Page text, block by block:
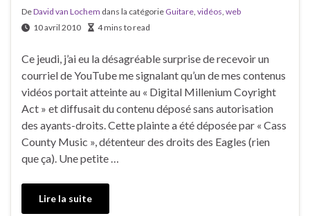
DeDavid van Lochem dans la catégorie Guitare vidéos web
10 avril 2010
4 mins to read
Ce jeudi, j’ai eu la désagréable surprise de recevoir un
courriel de YouTube me signalant qu’un de mes contenus
vidéos portait atteinte au « Digital Millenium Coyright
Act » et diffusait du contenu déposé sans autorisation
des ayants-droits. Cette plainte a été déposée par « Cass
County Music », détenteur des droits des Eagles (rien
que ça). Une petite …
Lire la suite